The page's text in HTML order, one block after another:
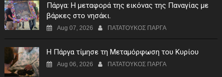
Πάργα: Η μεταφορά της εικόνας της Παναγίας με
βάρκες στο νησάκι.
Aug 07, 2026 ΠΑΤΑΤΟΥΚΟΣ ΠΑΡΓΑ
Η Πάργα τίμησε τη Μεταμόρφωση του Κυρίου
Aug 06, 2026 ΠΑΤΑΤΟΥΚΟΣ ΠΑΡΓΑ